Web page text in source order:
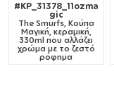
#KP_31378_11ozma
gic
The Smurfs, Κούπα
Μαγική, κεραμική,
330ml που αλλάζει
χρώμα με το ζεστό
ρόφημα